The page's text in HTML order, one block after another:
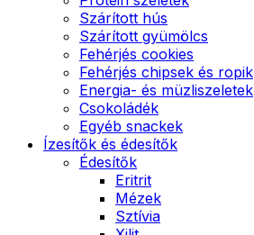
Szárított hús
Szárított gyümölcs
Fehérjés cookies
Fehérjés chipsek és ropik
Energia- és müzliszeletek
Csokoládék
Egyéb snackek
Ízesítők és édesítők
Édesítők
Eritrit
Mézek
Sztívia